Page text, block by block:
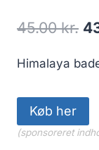
45.00kr.
var:
Himalaya
Køb her
(sponsoreret